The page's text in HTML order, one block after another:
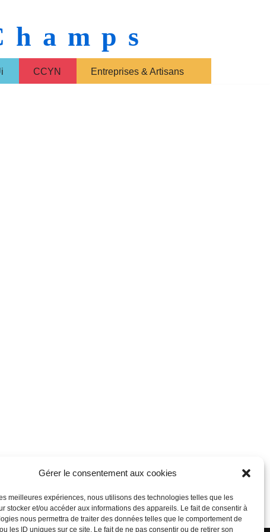
Gérer le consentement aux cookies
meilleures expériences, nous utilisons des technologies telles que les
stocker et/ou accéder aux informations des appareils. Le fait de consentir à
nous permettra de traiter des données telles que le comportement de
les ID uniques sur ce site. Le fait de ne pas consentir ou de retirer son
CCYN Entreprises & Artisans
propulsé par Tambour de Ville avec Wordpress.